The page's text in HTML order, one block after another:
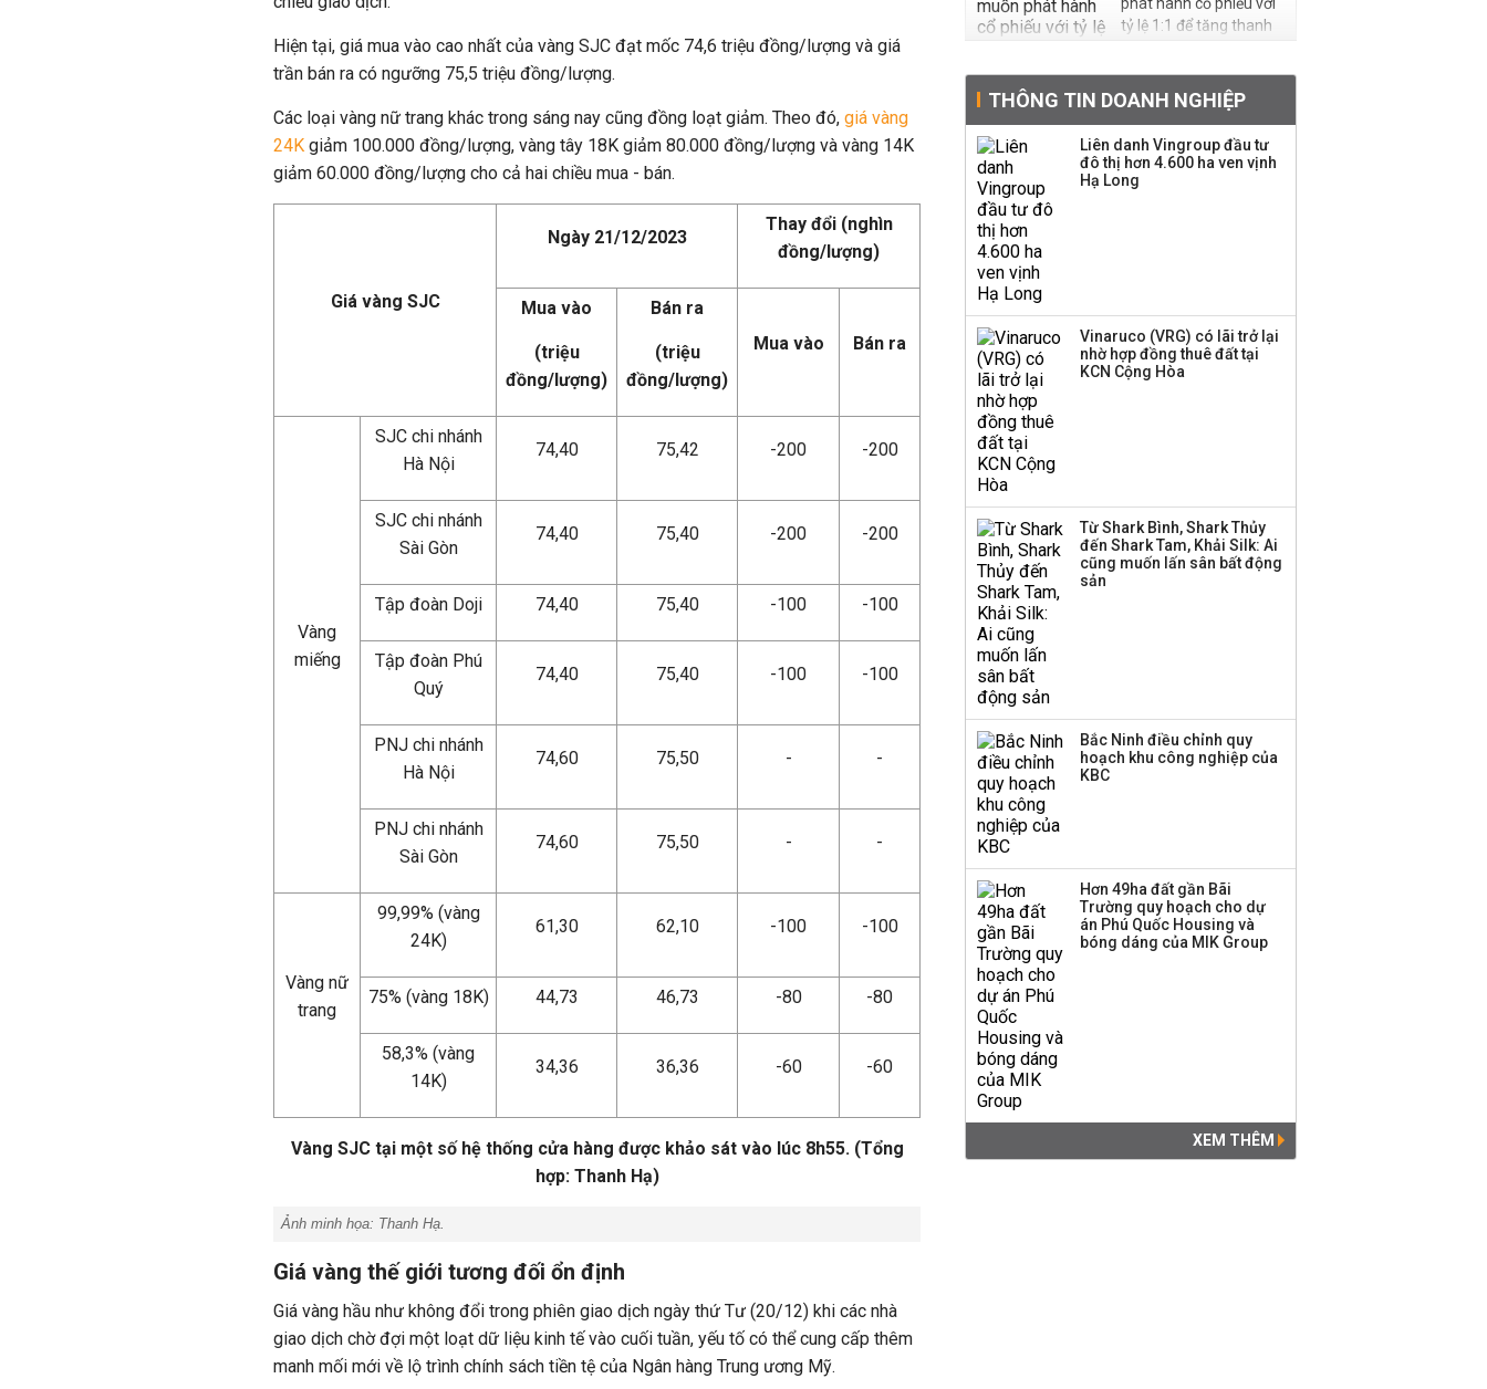
Hiện tại, giá mua vào cao nhất của vàng SJC đạt mốc 74,6 triệu đồng/lượng và giá
trần bán ra có ngưỡng 75,5 triệu đồng/lượng.
Các loại vàng nữ trang khác trong sáng nay cũng đồng loạt giảm. Theo đó, giá vàng
24K giảm 100.000 đồng/lượng, vàng tây 18K giảm 80.000 đồng/lượng và vàng 14K
giảm 60.000 đồng/lượng cho cả hai chiều mua - bán.
Giá vàng SJC
Ngày 21/12/2023
Thay đổi (nghìn
đồng/lượng)
Mua vào
(triệu
đồng/lượng)
Bán ra
(triệu
đồng/lượng)
Mua vào Bán ra
Vàng
miếng
SJC chi nhánh
Hà Nội
74,40 75,42 -200 -200
SJC chi nhánh
Sài Gòn
74,40 75,40 -200 -200
Tập đoàn Doji 74,40 75,40 -100 -100
Tập đoàn Phú
Quý
74,40 75,40 -100 -100
PNJ chi nhánh
Hà Nội
74,60 75,50 - -
PNJ chi nhánh
Sài Gòn
74,60 75,50 - -
Vàng nữ
trang
99,99% (vàng
24K)
61,30 62,10 -100 -100
75% (vàng 18K) 44,73 46,73 -80 -80
58,3% (vàng
14K)
34,36 36,36 -60 -60
Vàng SJC tại một số hệ thống cửa hàng được khảo sát vào lúc 8h55. (Tổng
hợp: Thanh Hạ)
Ảnh minh họa: Thanh Hạ.
Giá vàng thế giới tương đối ổn định
Giá vàng hầu như không đổi trong phiên giao dịch ngày thứ Tư (20/12) khi các nhà
giao dịch chờ đợi một loạt dữ liệu kinh tế vào cuối tuần, yếu tố có thể cung cấp thêm
manh mối mới về lộ trình chính sách tiền tệ của Ngân hàng Trung ương Mỹ.
tỷ lệ 1:1 để tăng thanh
Quy hoạch 4 khu lấn
biển ở Phú Quốc
hàng
Dự án Sheraton Phú
Huấn Hoa Hồng bỗng
dưng ‘biến mất’, một
công ty khác đã giải thể
THÔNG TIN DOANH NGHIỆP
Liên danh Vingroup đầu tư
đô thị hơn 4.600 ha ven vịnh
Hạ Long
Vinaruco (VRG) có lãi trở lại
nhờ hợp đồng thuê đất tại
KCN Cộng Hòa
Từ Shark Bình, Shark Thủy
đến Shark Tam, Khải Silk: Ai
cũng muốn lấn sân bất động
sản
Bắc Ninh điều chỉnh quy
hoạch khu công nghiệp của
KBC
Hơn 49ha đất gần Bãi
Trường quy hoạch cho dự
án Phú Quốc Housing và
bóng dáng của MIK Group
XEM THÊM